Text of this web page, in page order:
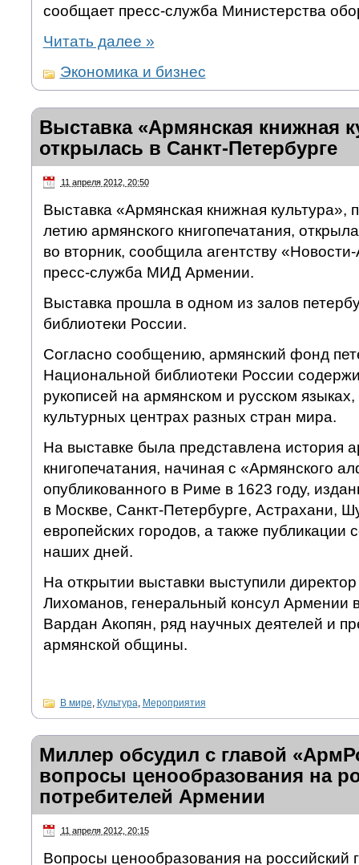
сообщает пресс-служба Министерства
Читать далее »
Экономика и бизнес
Выставка «Армянская книжная
открылась в Санкт-Петербурге
11 апреля 2012, 20:50
Выставка «Армянская книжная культура»,
летию армянского книгопечатания,
во вторник, сообщила агентству
пресс-служба МИД Армении.
Выставка прошла в одном из залов
библиотеки России.
Согласно сообщению, армянский фонд
Национальной библиотеки России
рукописей на армянском и русском
культурных центрах разных стран мира.
На выставке была представлена история
книгопечатания, начиная с «Армянского
опубликованного в Риме в 1623 году,
в Москве, Санкт-Петербурге, Астрахани,
европейских городов, а также публикации
наших дней.
На открытии выставки выступили
Лихоманов, генеральный консул Армении
Вардан Акопян, ряд научных деятелей и
армянской общины.
В мире, Культура, Мероприятия
Миллер обсудил с главой
вопросы ценообразования на
потребителей Армении
11 апреля 2012, 20:15
Вопросы ценообразования на российский